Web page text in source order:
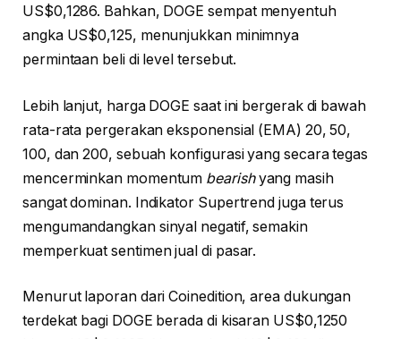
US$0,1286. Bahkan, DOGE sempat menyentuh
angka US$0,125, menunjukkan minimnya
permintaan beli di level tersebut.
Lebih lanjut, harga DOGE saat ini bergerak di bawah
rata-rata pergerakan eksponensial (EMA) 20, 50,
100, dan 200, sebuah konfigurasi yang secara tegas
mencerminkan momentum bearishyang masih
sangat dominan. Indikator Supertrend juga terus
mengumandangkan sinyal negatif, semakin
memperkuat sentimen jual di pasar.
Menurut laporan dari Coinedition, area dukungan
terdekat bagi DOGE berada di kisaran US$0,1250